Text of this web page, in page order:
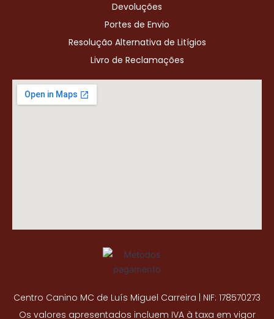
Devoluções
Portes de Envio
Resolução Alternativa de Litígios
Livro de Reclamações
Centro Canino MC de Luís Miguel Carreira | NIF: 178570273
Os valores apresentados incluem IVA à taxa em vigor